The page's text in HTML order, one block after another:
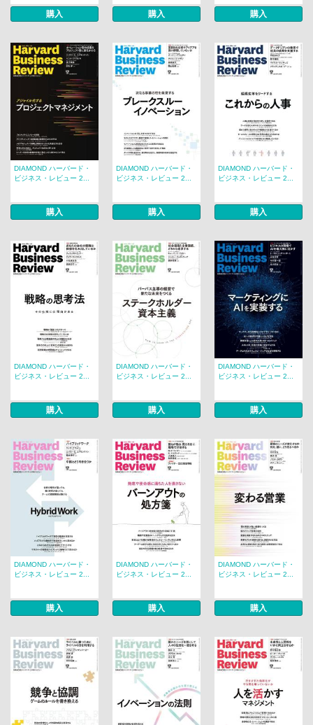
購入 購入 購入
DIAMOND ハーバード・
ビジネス・レビュー 2...
購入
DIAMOND ハーバード・
ビジネス・レビュー 2...
購入
DIAMOND ハーバード・
ビジネス・レビュー 2...
購入
DIAMOND ハーバード・
ビジネス・レビュー 2...
購入
DIAMOND ハーバード・
ビジネス・レビュー 2...
購入
DIAMOND ハーバード・
ビジネス・レビュー 2...
購入
DIAMOND ハーバード・
ビジネス・レビュー 2...
購入
DIAMOND ハーバード・
ビジネス・レビュー 2...
購入
DIAMOND ハーバード・
ビジネス・レビュー 2...
購入